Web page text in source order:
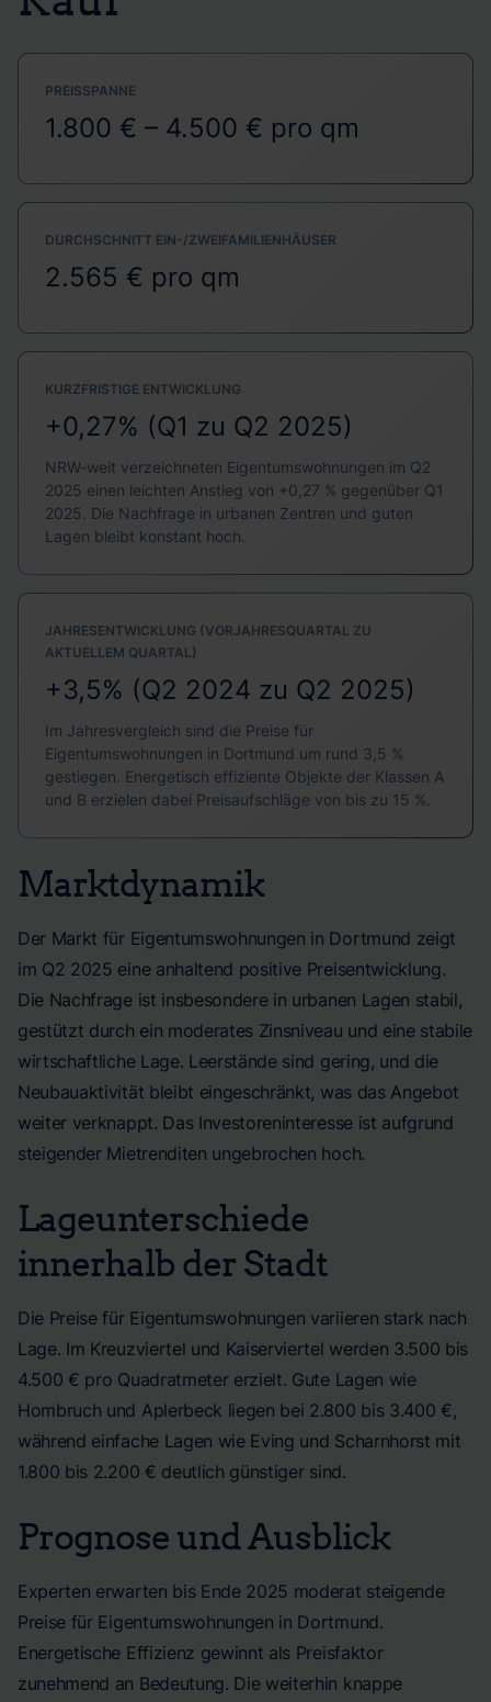
PREISSPANNE
1.800 € – 4.500 € pro qm
DURCHSCHNITT EIN-/ZWEIFAMILIENHÄUSER
2.565 € pro qm
KURZFRISTIGE ENTWICKLUNG
+0,27% (Q1 zu Q2 2025)
NRW-weit verzeichneten Eigentumswohnungen im Q2
2025 einen leichten Anstieg von +0,27 % gegenüber Q1
2025. Die Nachfrage in urbanen Zentren und guten
Lagen bleibt konstant hoch.
JAHRESENTWICKLUNG (VORJAHRESQUARTAL ZU
AKTUELLEM QUARTAL)
+3,5% (Q2 2024 zu Q2 2025)
Im Jahresvergleich sind die Preise für
Eigentumswohnungen in Dortmund um rund 3,5 %
gestiegen. Energetisch effiziente Objekte der Klassen A
und B erzielen dabei Preisaufschläge von bis zu 15 %.
Marktdynamik
Der Markt für Eigentumswohnungen in Dortmund zeigt
im Q2 2025 eine anhaltend positive Preisentwicklung.
Die Nachfrage ist insbesondere in urbanen Lagen stabil,
gestützt durch ein moderates Zinsniveau und eine stabile
wirtschaftliche Lage. Leerstände sind gering, und die
Neubauaktivität bleibt eingeschränkt, was das Angebot
weiter verknappt. Das Investoreninteresse ist aufgrund
steigender Mietrenditen ungebrochen hoch.
Lageunterschiede
innerhalb der Stadt
Die Preise für Eigentumswohnungen variieren stark nach
Lage. Im Kreuzviertel und Kaiserviertel werden 3.500 bis
4.500 € pro Quadratmeter erzielt. Gute Lagen wie
Hombruch und Aplerbeck liegen bei 2.800 bis 3.400 €,
während einfache Lagen wie Eving und Scharnhorst mit
1.800 bis 2.200 € deutlich günstiger sind.
Prognose und Ausblick
Experten erwarten bis Ende 2025 moderat steigende
Preise für Eigentumswohnungen in Dortmund.
Energetische Effizienz gewinnt als Preisfaktor
zunehmend an Bedeutung. Die weiterhin knappe